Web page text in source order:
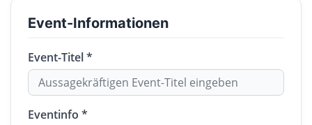
Event-Informationen
Event-Titel *
Eventinfo *